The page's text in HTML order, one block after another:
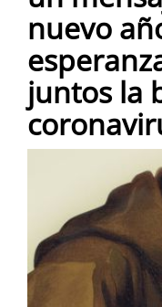
nuevo
juntos la